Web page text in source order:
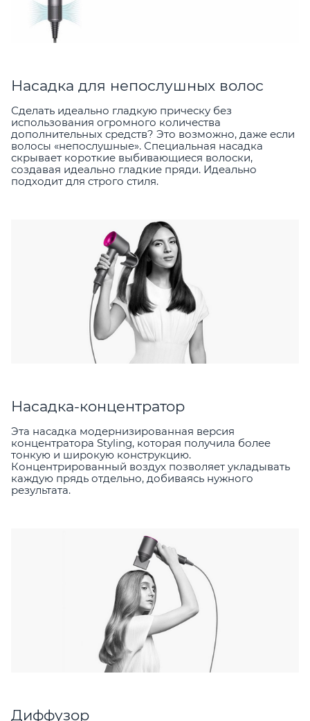
Насадка для непослушных волос
Сделать идеально гладкую прическу без
использования огромного количества
дополнительных средств? Это возможно, даже если
волосы «непослушные». Специальная насадка
скрывает короткие выбивающиеся волоски,
создавая идеально гладкие пряди. Идеально
подходит для строго стиля.
Насадка-концентратор
Эта насадка модернизированная версия
концентратора Styling, которая получила более
тонкую и широкую конструкцию.
Концентрированный воздух позволяет укладывать
каждую прядь отдельно, добиваясь нужного
результата.
Диффузор